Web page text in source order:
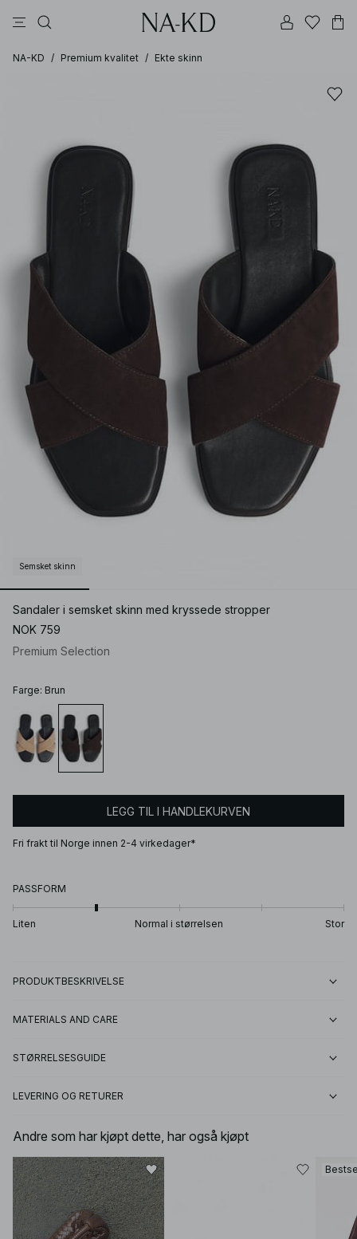
NA-KD / Premium kvalitet / Ekte skinn
Semsket skinn
Sandaler i semsket skinn med kryssede stropper
NOK 759
Premium Selection
Farge: Brun
LEGG TIL I HANDLEKURVEN
Fri frakt til Norge innen 2-4 virkedager*
PASSFORM
Liten Normal i størrelsen Stor
PRODUKTBESKRIVELSE
MATERIALS AND CARE
STØRRELSESGUIDE
LEVERING OG RETURER
Andre som har kjøpt dette, har også kjøpt